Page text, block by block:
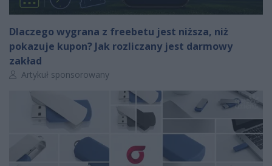
Dlaczego wygrana z freebetu jest niższa, niż
pokazuje kupon? Jak rozliczany jest darmowy
zakład
Autor artykułu:
Artykuł sponsorowany